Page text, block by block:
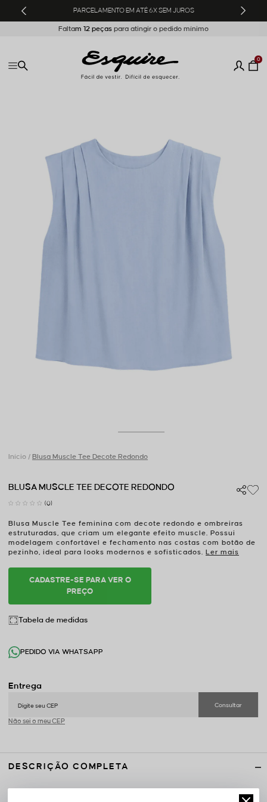
JUROS COMPRA MÍNIMA DE 12
Faltam 12 peças
0
Início Blusa Muscle Tee Decote Redondo
BLUSA MUSCLE TEE DECOTE REDONDO
(0)
Blusa Muscle Tee feminina com decote redondo e ombreiras
estruturadas, que criam um elegante efeito muscle. Possui
modelagem confortável e fechamento nas costas com botão de
pezinho, ideal para looks modernos e sofisticados. Ler mais
CADASTRE-SE PARA VER O
PREÇO
Tabela de medidas
PEDIDO VIA WHATSAPP
Não sei o meu CEP
DESCRIÇÃO COMPLETA